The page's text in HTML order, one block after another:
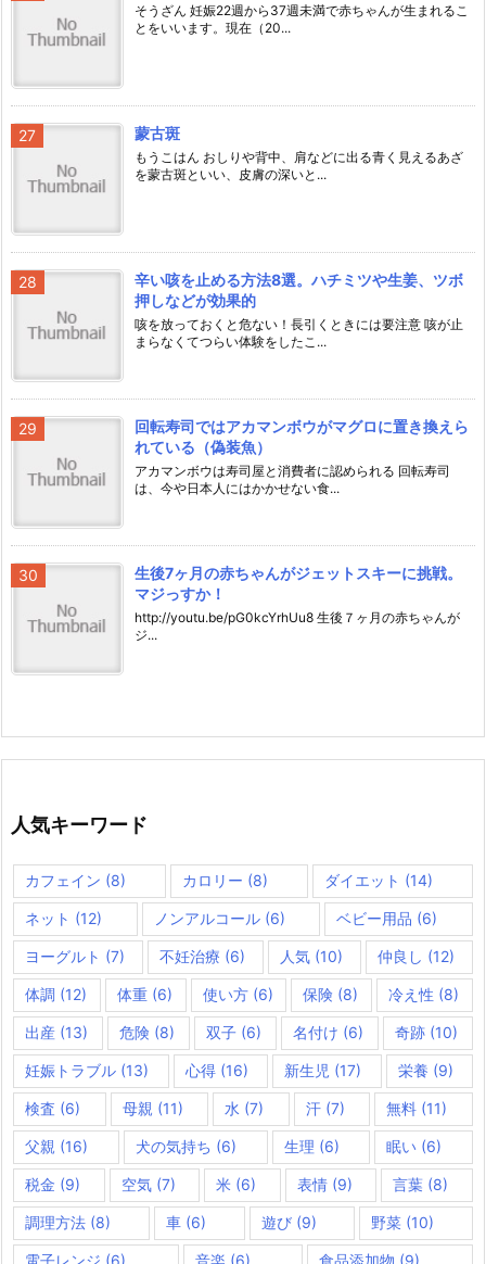
そうざん 妊娠22週から37週未満で赤ちゃんが生まれるこ
とをいいます。現在（20...
蒙古斑
もうこはん おしりや背中、肩などに出る青く見えるあざ
を蒙古斑といい、皮膚の深いと...
辛い咳を止める方法8選。ハチミツや生姜、ツボ
押しなどが効果的
咳を放っておくと危ない！長引くときには要注意 咳が止
まらなくてつらい体験をしたこ...
回転寿司ではアカマンボウがマグロに置き換えら
れている（偽装魚）
アカマンボウは寿司屋と消費者に認められる 回転寿司
は、今や日本人にはかかせない食...
生後7ヶ月の赤ちゃんがジェットスキーに挑戦。
マジっすか！
http://youtu.be/pG0kcYrhUu8 生後７ヶ月の赤ちゃんが
ジ...
人気キーワード
カフェイン (8) カロリー (8) ダイエット (14)
ネット (12) ノンアルコール(6) ベビー用品 (6)
ヨーグルト (7) 不妊治療 (6) 人気 (10) 仲良し (12)
体調 (12) 体重(6) 使い方(6) 保険 (8) 冷え性 (8)
出産 (13) 危険 (8) 双子 (6) 名付け (6) 奇跡 (10)
妊娠トラブル (13) 心得(16) 新生児 (17) 栄養 (9)
検査 (6) 母親 (11) 水 (7) 汗(7) 無料 (11)
父親 (16) 犬の気持ち (6) 生理 (6) 眠い (6)
税金 (9) 空気(7) 米 (6) 表情(9) 言葉 (8)
調理方法 (8) 車(6) 遊び(9) 野菜 (10)
電子レンジ (6) 音楽 (6) 食品添加物 (9)